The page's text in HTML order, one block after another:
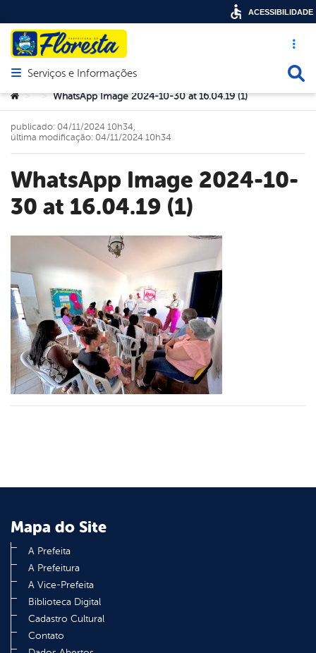
Acesso
Abrir menu principal de navegação
Serviços e Informações
Você está aqui:
> > WhatsApp Image 2024-10-30 at 16.04.19 (1)
WhatsApp Image 2024-10-
30 at 16.04.19 (1)
publicado: 04/11/2024 10h34,
última modificação: 04/11/2024 10h34
Mapa do Site
A Prefeita
A Prefeitura
A Vice-Prefeita
Biblioteca Digital
Cadastro Cultural
Contato
ACESSIBILIDADE